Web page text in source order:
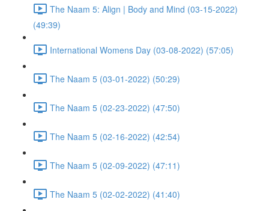
The Naam 5: Align | Body and Mind (03-15-2022)
(49:39)
International Womens Day (03-08-2022) (57:05)
The Naam 5 (03-01-2022) (50:29)
The Naam 5 (02-23-2022) (47:50)
The Naam 5 (02-16-2022) (42:54)
The Naam 5 (02-09-2022) (47:11)
The Naam 5 (02-02-2022) (41:40)